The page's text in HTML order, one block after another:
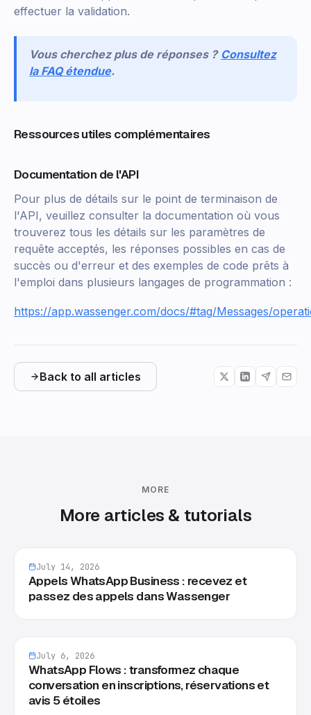
effectuer la validation.
Vous cherchez plus de réponses ? Consultez
la FAQ étendue.
Ressources utiles complémentaires
Documentation de l'API
Pour plus de détails sur le point de terminaison de
l'API, veuillez consulter la documentation où vous
trouverez tous les détails sur les paramètres de
requête acceptés, les réponses possibles en cas de
succès ou d'erreur et des exemples de code prêts à
l'emploi dans plusieurs langages de programmation :
https://app.wassenger.com/docs/#tag/Messages/
Back to all articles
MORE
More articles & tutorials
July 14, 2026
Appels WhatsApp Business : recevez et
passez des appels dans Wassenger
July 6, 2026
WhatsApp Flows : transformez chaque
conversation en inscriptions, réservations et
avis 5 étoiles